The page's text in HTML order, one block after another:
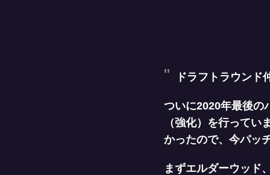
ドラフトラウンド
ついに2020年最後の
（強化）を行って
かったので、今パッ
まずエルダーウッド